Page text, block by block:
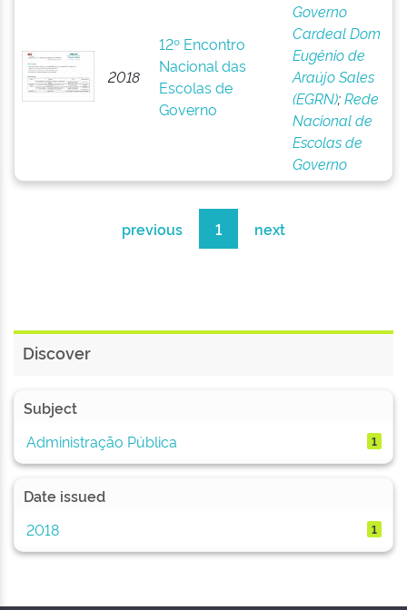
2018
12º Encontro
Nacional das
Escolas de
Governo
Governo
Cardeal Dom
Eugênio de
Araújo Sales
(EGRN);Rede
Nacional de
Escolas de
Governo
previous 1 next
Discover
Subject
Administração Pública
1
Date issued
2018
1